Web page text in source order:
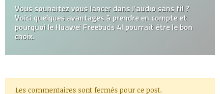
Vous souhaitez vous lancer dans l’audio sans fil ?
Voici quelques avantages à prendre en compte et
pourquoi le Huawei Freebuds 4I pourrait être le bon
choix.
Les commentaires sont fermés pour ce post.